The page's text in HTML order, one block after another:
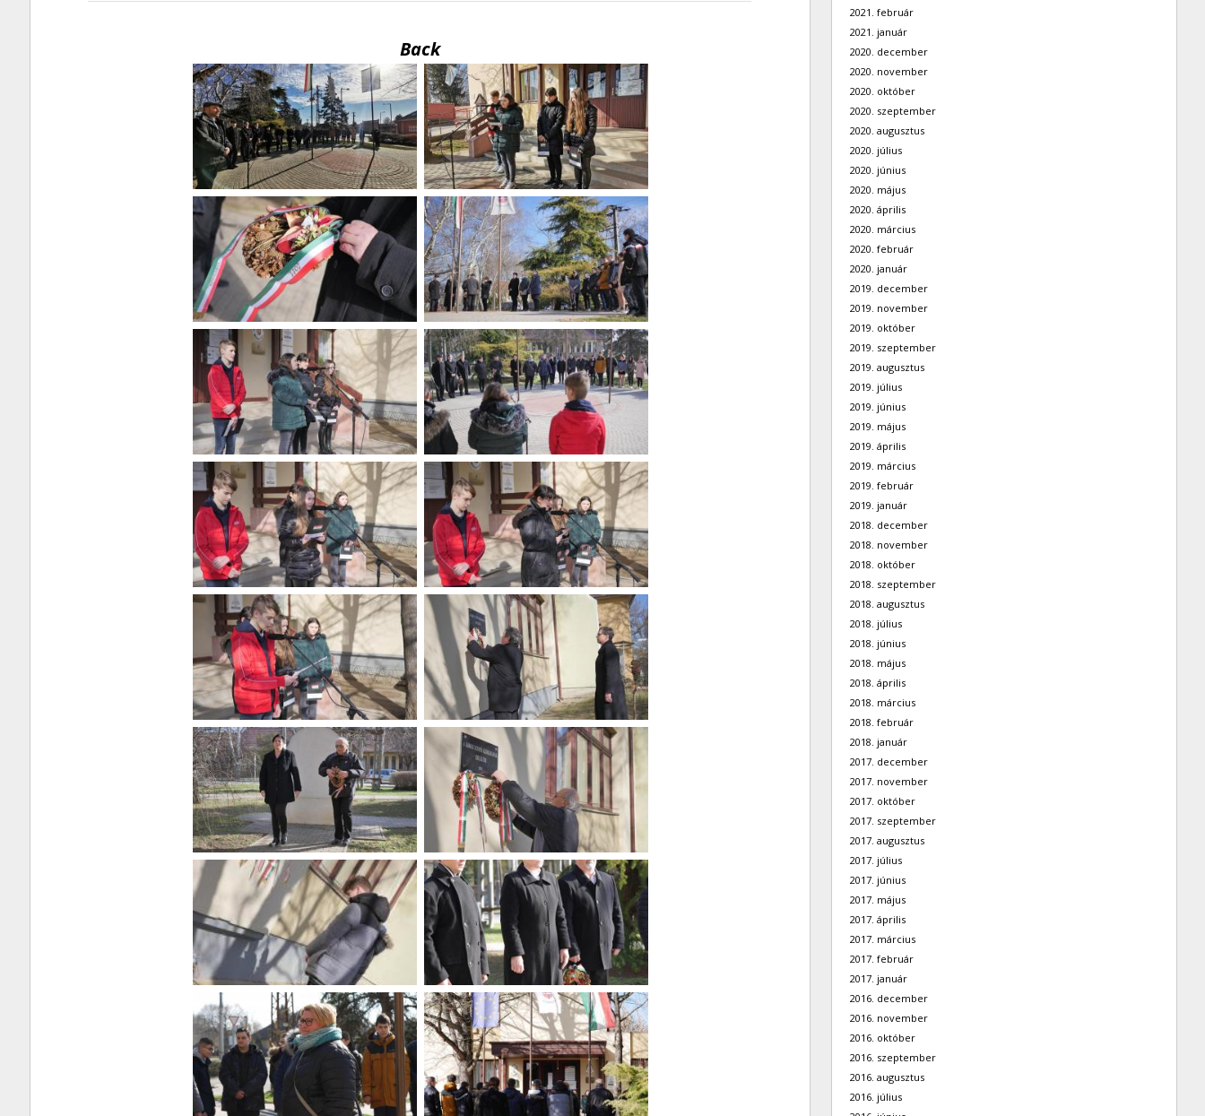
Back
2021. február
2021. január
2020. december
2020. november
2020. október
2020. szeptember
2020. augusztus
2020. július
2020. június
2020. május
2020. április
2020. március
2020. február
2020. január
2019. december
2019. november
2019. október
2019. szeptember
2019. augusztus
2019. július
2019. június
2019. május
2019. április
2019. március
2019. február
2019. január
2018. december
2018. november
2018. október
2018. szeptember
2018. augusztus
2018. július
2018. június
2018. május
2018. április
2018. március
2018. február
2018. január
2017. december
2017. november
2017. október
2017. szeptember
2017. augusztus
2017. július
2017. június
2017. május
2017. április
2017. március
2017. február
2017. január
2016. december
2016. november
2016. október
2016. szeptember
2016. augusztus
2016. július